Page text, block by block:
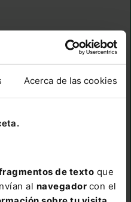
Acerca de las cookies
de texto que
al navegador con el